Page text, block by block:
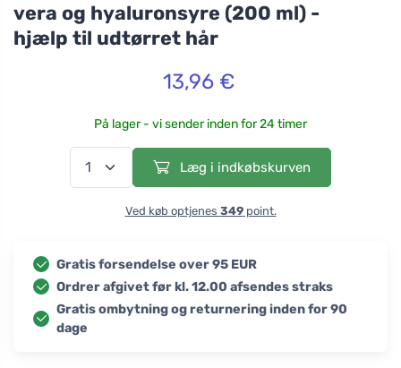
vera og hyaluronsyre (200 ml) -
hjælp til udtørret hår
13,96 €
På lager - vi sender inden for 24 timer
Læg i indkøbskurven
Ved køb optjenes 349point.
Gratis forsendelse over 95 EUR
Ordrer afgivet før kl. 12.00 afsendes straks
Gratis ombytning og returnering inden for 90
dage